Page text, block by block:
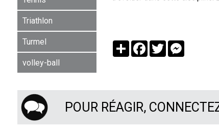
Triathlon
Turmel
volley-ball
PartagerFacebook
TwitterMessenger
POUR RÉAGIR,